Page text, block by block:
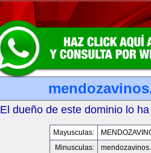
El dueño de este dominio lo
Mayusculas:
Minusculas: